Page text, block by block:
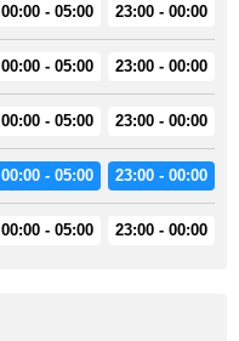
00:00 - 05:00 23:00 - 00:00
00:00 - 05:00 23:00 - 00:00
00:00 - 05:00 23:00 - 00:00
00:00 - 05:00 23:00 - 00:00
00:00 - 05:00 23:00 - 00:00